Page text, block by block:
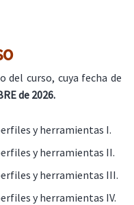
del curso, cuya fecha de
de 2026.
y herramientas I.
y herramientas II.
y herramientas III.
y herramientas IV.